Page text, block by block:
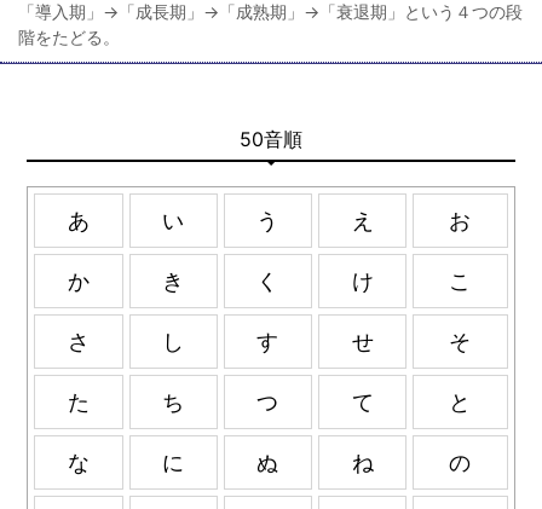
50音順
あ い う え お
か き く け こ
さ し す せ そ
た ち つ て と
な に ぬ ね の
「導入期」→「成長期」→「成熟期」→「衰退期」という４つの段
階をたどる。